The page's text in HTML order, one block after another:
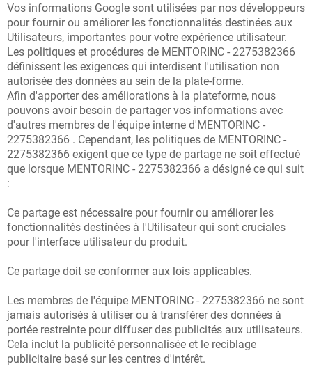
Vos informations Google sont utilisées par nos développeurs
pour fournir ou améliorer les fonctionnalités destinées aux
Utilisateurs, importantes pour votre expérience utilisateur.
Les politiques et procédures de MENTORINC - 2275382366
définissent les exigences qui interdisent l'utilisation non
autorisée des données au sein de la plate-forme.
Afin d'apporter des améliorations à la plateforme, nous
pouvons avoir besoin de partager vos informations avec
d'autres membres de l'équipe interne d'MENTORINC -
2275382366 . Cependant, les politiques de MENTORINC -
2275382366 exigent que ce type de partage ne soit effectué
que lorsque MENTORINC - 2275382366 a désigné ce qui suit
:
Ce partage est nécessaire pour fournir ou améliorer les
fonctionnalités destinées à l'Utilisateur qui sont cruciales
pour l'interface utilisateur du produit.
Ce partage doit se conformer aux lois applicables.
Les membres de l'équipe MENTORINC - 2275382366 ne sont
jamais autorisés à utiliser ou à transférer des données à
portée restreinte pour diffuser des publicités aux utilisateurs.
Cela inclut la publicité personnalisée et le reciblage
publicitaire basé sur les centres d'intérêt.